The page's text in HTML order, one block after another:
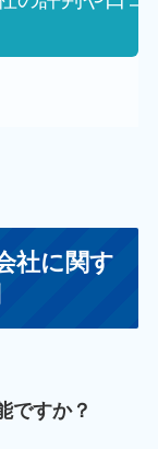
社に関す
ですか？